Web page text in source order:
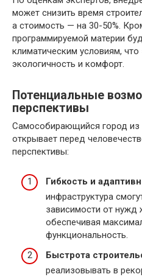
может снизить время
а стоимость — на 30-50%.
программируемой материи
климатическим условиям,
экологичность и комфорт.
Потенциальные
перспективы
Самособирающийся город из
открывает перед
перспективы:
Гибкость и
инфраструктура
зависимости от нужд
обеспечивая
функциональность.
Быстрота
реализовывать в